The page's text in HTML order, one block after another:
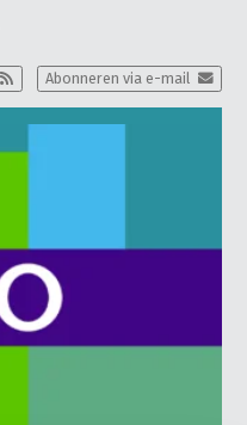
Abonneren via e-mail